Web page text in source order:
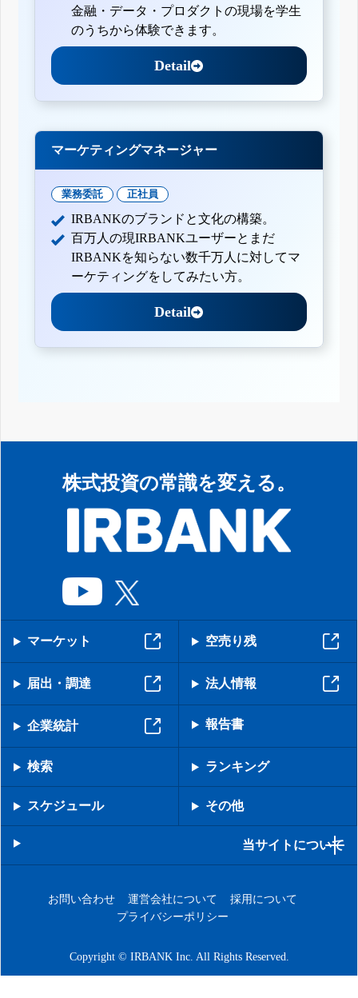
金融・データ・プロダクトの現場を学生
のうちから体験できます。
Detail
マーケティングマネージャー
業務委託 正社員
IRBANKのブランドと文化の構築。
百万人の現IRBANKユーザーとまだ
IRBANKを知らない数千万人に対してマ
ーケティングをしてみたい方。
Detail
株式投資の常識を変える。
マーケット 空売り残
届出・調達 法人情報
企業統計 報告書
検索 ランキング
スケジュール その他
当サイトについて
お問い合わせ 運営会社について
採用について
プライバシーポリシー
Copyright © IRBANK Inc. All Rights Reserved.